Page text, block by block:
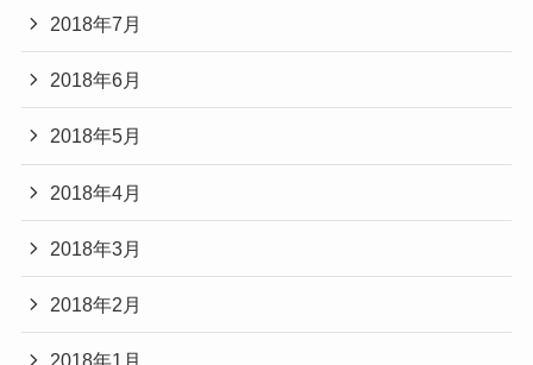
2018年7月
2018年6月
2018年5月
2018年4月
2018年3月
2018年2月
2018年1月